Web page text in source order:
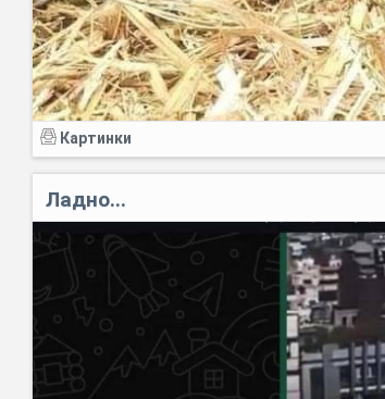
Картинки
Ладно...